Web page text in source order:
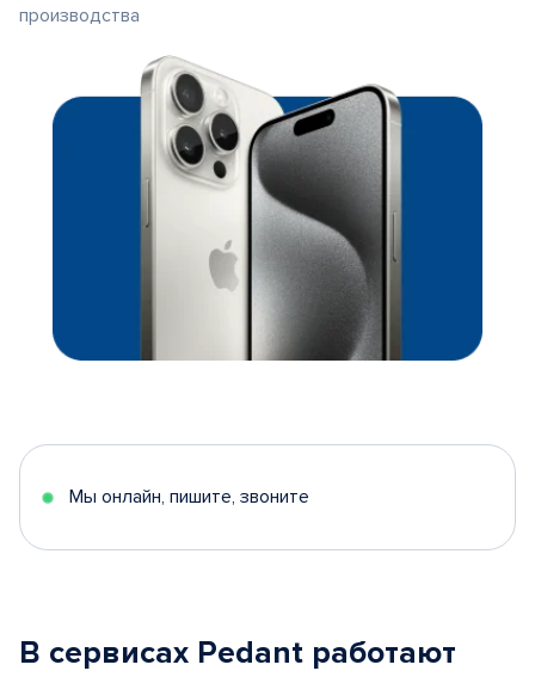
производства
Мы онлайн, пишите, звоните
В сервисах Pedant работают